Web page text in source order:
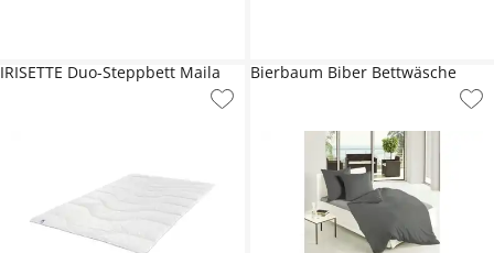
IRISETTE Duo-Steppbett Maila Bierbaum Biber Bettwäsche